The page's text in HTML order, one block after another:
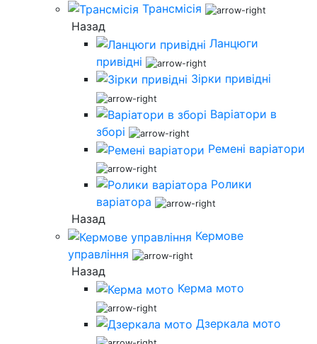
Трансмісія
Назад
Ланцюги
привідні
Зірки привідні
Варіатори в
зборі
Ремені варіатори
Ролики
варіатора
Назад
Кермове
управління
Назад
Керма мото
Дзеркала мото